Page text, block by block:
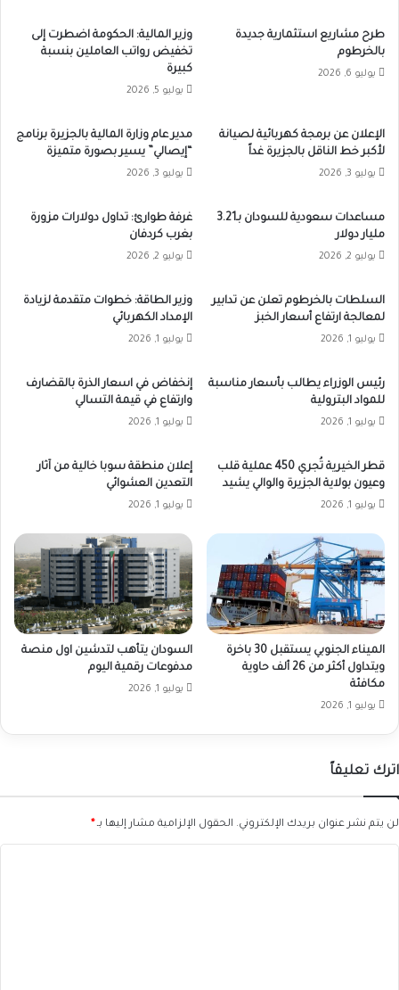
طرح مشاريع استثمارية جديدة
بالخرطوم
يوليو 6, 2026
وزير المالية: الحكومة اضطرت إلى
تخفيض رواتب العاملين بنسبة
كبيرة
يوليو 5, 2026
الإعلان عن برمجة كهربائية لصيانة
لأكبر خط الناقل بالجزيرة غداً
يوليو 3, 2026
مدير عام وزارة المالية بالجزيرة برنامج
“إيصالي” يسير بصورة متميزة
يوليو 3, 2026
مساعدات سعودية للسودان بـ3.21
مليار دولار
يوليو 2, 2026
غرفة طوارئ: تداول دولارات مزورة
بغرب كردفان
يوليو 2, 2026
السلطات بالخرطوم تعلن عن تدابير
لمعالجة ارتفاع أسعار الخبز
يوليو 1, 2026
وزير الطاقة: خطوات متقدمة لزيادة
الإمداد الكهربائي
يوليو 1, 2026
رئيس الوزراء يطالب بأسعار مناسبة
للمواد البترولية
يوليو 1, 2026
إنخفاض في اسعار الذرة بالقضارف
وارتفاع في قيمة التسالي
يوليو 1, 2026
قطر الخيرية تُجري 450 عملية قلب
وعيون بولاية الجزيرة والوالي يشيد
يوليو 1, 2026
إعلان منطقة سوبا خالية من آثار
التعدين العشوائي
يوليو 1, 2026
الميناء الجنوبي يستقبل 30 باخرة
ويتداول أكثر من 26 ألف حاوية
مكافئة
يوليو 1, 2026
السودان يتأهب لتدشين اول منصة
مدفوعات رقمية اليوم
يوليو 1, 2026
اترك تعليقاً
لن يتم نشر عنوان بريدك الإلكتروني. الحقول الإلزامية مشار إليها بـ*